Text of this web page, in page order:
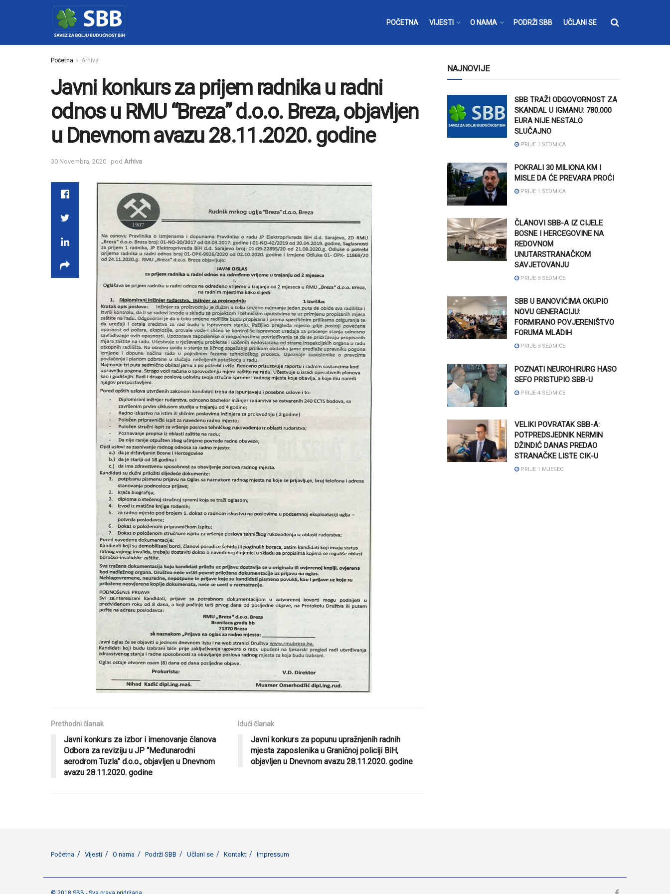
POČETNA VIJESTI O NAMA PODRŽI SBB UČLANI SE
Početna Arhiva
Javni konkurs za prijem radnika u radni
odnos u RMU “Breza” d.o.o. Breza, objavljen
u Dnevnom avazu 28.11.2020. godine
30 Novembra, 2020 pod Arhiva
Prethodni članak
Javni konkurs za izbor i imenovanje članova
Odbora za reviziju u JP “Međunarodni
aerodrom Tuzla” d.o.o., objavljen u Dnevnom
avazu 28.11.2020. godine
Idući članak
Javni konkurs za popunu upražnjenih radnih
mjesta zaposlenika u Graničnoj policiji BiH,
objavljen u Dnevnom avazu 28.11.2020. godine
NAJNOVIJE
SBB TRAŽI ODGOVORNOST ZA
SKANDAL U IGMANU: 780.000
EURA NIJE NESTALO
SLUČAJNO
PRIJE 1 SEDMICA
POKRALI 30 MILIONA KM I
MISLE DA ĆE PREVARA PROĆI
PRIJE 1 SEDMICA
ČLANOVI SBB-A IZ CIJELE
BOSNE I HERCEGOVINE NA
REDOVNOM
UNUTARSTRANAČKOM
SAVJETOVANJU
PRIJE 3 SEDMICE
SBB U BANOVIĆIMA OKUPIO
NOVU GENERACIJU:
FORMIRANO POVJERENIŠTVO
FORUMA MLADIH
PRIJE 3 SEDMICE
POZNATI NEUROHIRURG HASO
SEFO PRISTUPIO SBB-U
PRIJE 4 SEDMICE
VELIKI POVRATAK SBB-A:
POTPREDSJEDNIK NERMIN
DŽINDIĆ DANAS PREDAO
STRANAČKE LISTE CIK-U
PRIJE 1 MJESEC
Početna Vijesti O nama Podrži SBB Učlani se Kontakt Impressum